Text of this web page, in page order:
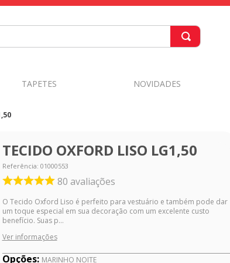
TAPETES NOVIDADES
TECIDO OXFORD LISO LG1,50
Referência: 01000553
80 avaliações
O Tecido Oxford Liso é perfeito para vestuário e também pode dar
um toque especial em sua decoração com um excelente custo
benefício. Suas p...
Ver informações
Opções: MARINHO NOITE